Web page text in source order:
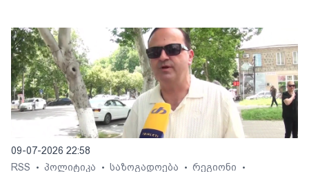
09-07-2026 22:58
RSS
• პოლიტიკა • საზოგადოება • რეგიონი •